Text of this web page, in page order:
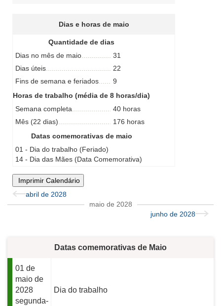
Dias e horas de maio
Quantidade de dias
Dias no mês de maio
31
Dias úteis
22
Fins de semana e feriados
9
Horas de trabalho (média de 8 horas/dia)
Semana completa
40 horas
Mês (22 dias)
176 horas
Datas comemorativas de maio
01 - Dia do trabalho (Feriado)
14 - Dia das Mães (Data Comemorativa)
Imprimir Calendário
abril de 2028
maio de 2028
junho de 2028
Datas comemorativas de Maio
01 de
maio de
2028
segunda-
Dia do trabalho